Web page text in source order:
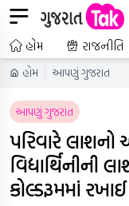
હોમ રાજનીતિ
હોમ આપણું ગુજરાત
આપણું ગુજરાત
પરિવારે લાશનો
વિદ્યાર્થિનીની
કોલ્ડરૂમમાં રખાઈ